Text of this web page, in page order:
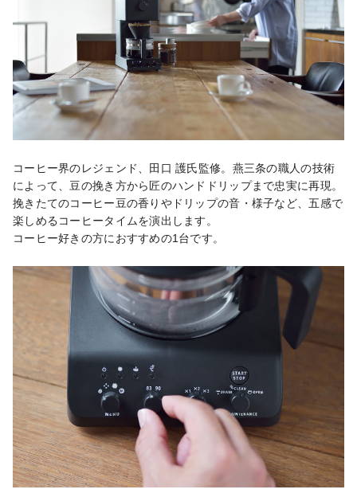
コーヒー界のレジェンド、田口 護氏監修。燕三条の職人の技術
によって、豆の挽き方から匠のハンドドリップまで忠実に再現。
挽きたてのコーヒー豆の香りやドリップの音・様子など、五感で
楽しめるコーヒータイムを演出します。
コーヒー好きの方におすすめの1台です。